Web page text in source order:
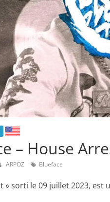
– House
ARPOZ Blueface
» sorti le 09 juillet 2023, est